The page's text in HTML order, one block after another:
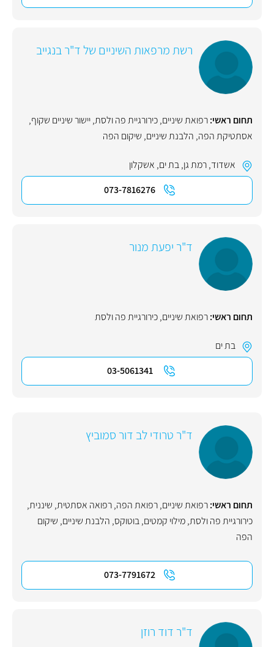
רשת מרפאות השיניים של ד"ר בנגייב
תחום ראשי:רפואת שיניים,כירורגיית פה ולסת,יישור שיניים שקוף,
אסתטיקת הפה, הלבנת שיניים, שיקום הפה
אשדוד,רמת גן,בת ים, אשקלון
073-7816276
ד"ר יפעת מנור
תחום ראשי:רפואת שיניים,כירורגיית פה ולסת
בת ים
03-5061341
ד"ר טרודי לב דור סמוביץ
תחום ראשי:רפואת שיניים,רפואת הפה,רפואה אסתטית, שיננית,
כירורגיית פה ולסת,מילוי קמטים,בוטוקס, הלבנת שיניים, שיקום
הפה
073-7791672
ד"ר דוד רוזן